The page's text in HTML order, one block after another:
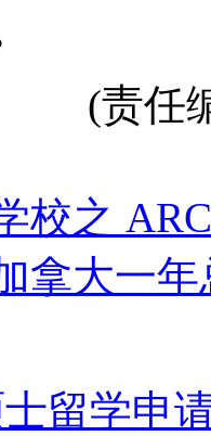
(责任
校之
拿大一
留学申